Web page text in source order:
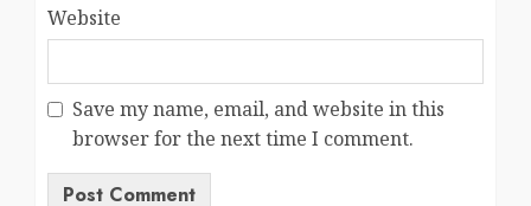
Website
Save my name, email, and website in this
browser for the next time I comment.